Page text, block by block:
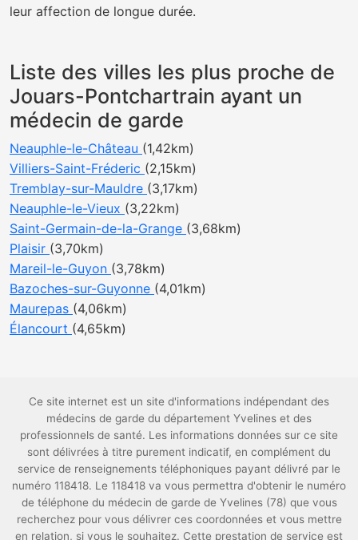
leur affection de longue durée.
Liste des villes les plus proche de
Jouars-Pontchartrain ayant un
médecin de garde
Neauphle-le-Château (1,42km)
Villiers-Saint-Fréderic (2,15km)
Tremblay-sur-Mauldre (3,17km)
Neauphle-le-Vieux (3,22km)
Saint-Germain-de-la-Grange (3,68km)
Plaisir (3,70km)
Mareil-le-Guyon (3,78km)
Bazoches-sur-Guyonne (4,01km)
Maurepas (4,06km)
Élancourt (4,65km)
Ce site internet est un site d'informations indépendant des
médecins de garde du département Yvelines et des
professionnels de santé. Les informations données sur ce site
sont délivrées à titre purement indicatif, en complément du
service de renseignements téléphoniques payant délivré par le
numéro 118418. Le 118418 va vous permettra d'obtenir le numéro
de téléphone du médecin de garde de Yvelines (78) que vous
recherchez pour vous délivrer ces coordonnées et vous mettre
en relation, si vous le souhaitez. Cette prestation de service est